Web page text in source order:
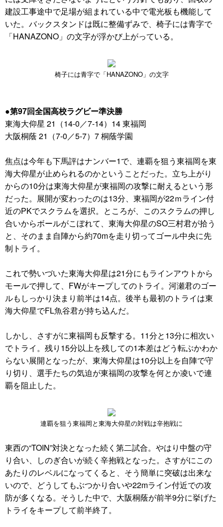
建設工事途中で足場が組まれている中で電光板も機能して
いた。バックスタンドは既に整備ずみで、椅子には青字で
「HANAZONO」の文字が浮かび上がっている。
椅子には青字で「HANAZONO」の文字
●第97回全国高校ラグビー準決勝
東海大仰星 21（14-0／7-14）14 東福岡
大阪桐蔭 21（7-0／5-7）7 桐蔭学園
焦点は今年も下馬評はナンバー1で、連覇を狙う東福岡を東
海大仰星が止められるのかということだった。立ち上がり
からの10分は東海大仰星が東福岡の攻撃に耐えるという形
だった。展開が変わったのは13分、東福岡が22ｍライン付
近のPKでスクラムを選択。ところが、このスクラムの押し
合いからボールがこぼれて、東海大仰星のSO三村君が拾う
と、そのまま自陣から約70mを走り切ってゴール中央に先
制トライ。
これで勢いづいた東海大仰星は21分にもラインアウトから
モールで押して、FWがキープしてのトライ。河瀬君のゴー
ルもしっかり決まり前半は14点。後半も最初のトライは東
海大仰星でFL魚谷君が持ち込んだ。
しかし、さすがに東福岡も反撃する。11分と13分に相次い
でトライ。残り15分以上を残しての1本差はどう転ぶかわか
らない展開となったが、東海大仰星は10分以上を自陣で守
り切り、選手たちの気迫が東福岡の攻撃を何とか凌いで連
覇を阻止した。
連覇を狙う東福岡と東海大仰星の対戦は辛抱戦に
東西の“TOIN”対決となった続く第二試合。やはり中盤の守
り合い、しのぎ合いが続く辛抱戦となった。さすがにこの
あたりのレベルになってくると、そう簡単に突破は出来な
いので、どうしてもぶつかり合いや22mライン付近での攻
防が多くなる。そうした中で、大阪桐蔭が前半9分に挙げた
トライをキープして前半終了。